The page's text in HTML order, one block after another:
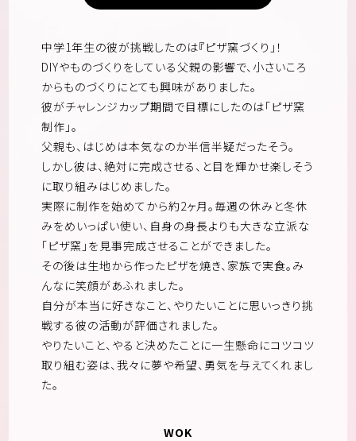
中学1年生の彼が挑戦したのは『ピザ窯づくり」！
DIYやものづくりをしている父親の影響で、小さいころ
からものづくりにとても興味がありました。
彼がチャレンジカップ期間で目標にしたのは「ピザ窯
制作」。
父親も、はじめは本気なのか半信半疑だったそう。
しかし彼は、絶対に完成させる、と目を輝かせ楽しそう
に取り組みはじめました。
実際に制作を始めてから約2ヶ月。毎週の休みと冬休
みをめいっぱい使い、自身の身長よりも大きな立派な
「ピザ窯」を見事完成させることができました。
その後は生地から作ったピザを焼き、家族で実食。み
んなに笑顔があふれました。
自分が本当に好きなこと、やりたいことに思いっきり挑
戦する彼の活動が評価されました。
やりたいこと、やると決めたことに一生懸命にコツコツ
取り組む姿は、我々に夢や希望、勇気を与えてくれまし
た。
WOK